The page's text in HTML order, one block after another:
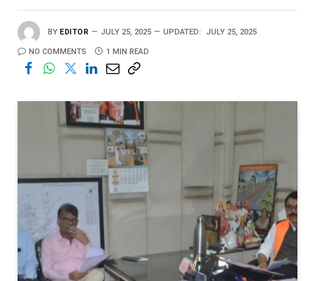
BY EDITOR JULY 25, 2025 UPDATED: JULY 25, 2025
NO COMMENTS 1 MIN READ